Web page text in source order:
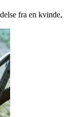
fra en kvinde,